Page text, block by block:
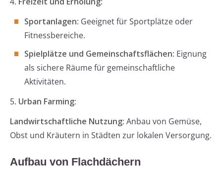
Sportanlagen: Geeignet für Sportplätze oder
Fitnessbereiche.
Spielplätze und Gemeinschaftsflächen: Eignung
als sichere Räume für gemeinschaftliche
Aktivitäten.
5. Urban Farming:
Landwirtschaftliche Nutzung: Anbau von Gemüse,
Obst und Kräutern in Städten zur lokalen Versorgung.
Aufbau von Flachdächern